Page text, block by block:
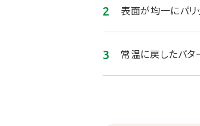
表面が均一にパリ
常温に戻したバタ